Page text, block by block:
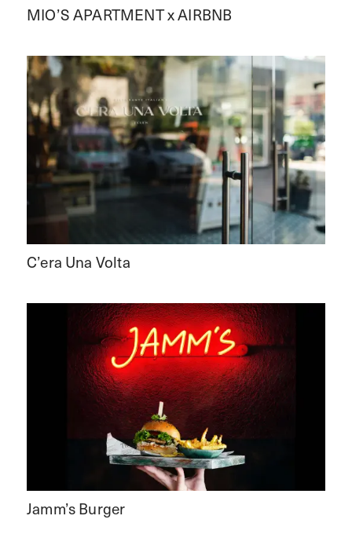
MIO’S APARTMENT x AIRBNB
C’era Una Volta
Jamm’s Burger